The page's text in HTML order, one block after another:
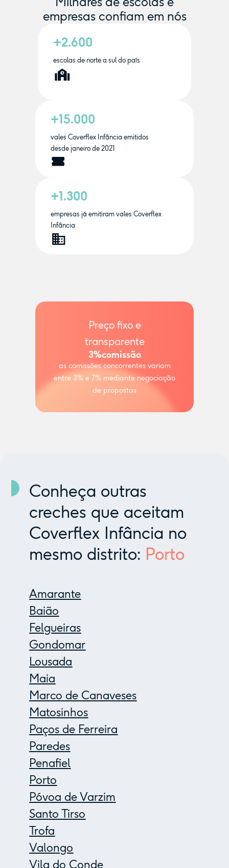
empresas confiam em nós
+2.600
escolas de norte a sul do país
+15.000
vales Coverflex Infância emitidos
desde janeiro de 2021
+1.300
empresas já emitiram vales Coverflex
Infância
Preço fixo e
transparente
3%comissão
as comissões concorrentes variam
entre 3% e 7% mediante negociação
de propostas
Conheça outras
creches que aceitam
Coverflex Infância no
mesmo distrito: Porto
Amarante
Baião
Felgueiras
Gondomar
Lousada
Maia
Marco de Canaveses
Matosinhos
Paços de Ferreira
Paredes
Penafiel
Porto
Póvoa de Varzim
Santo Tirso
Trofa
Valongo
Vila do Conde